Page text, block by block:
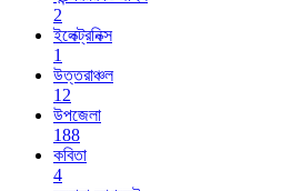
2
ইলেক্ট্রনিক্স
1
উত্তরাঞ্চল
12
উপজেলা
188
কবিতা
4